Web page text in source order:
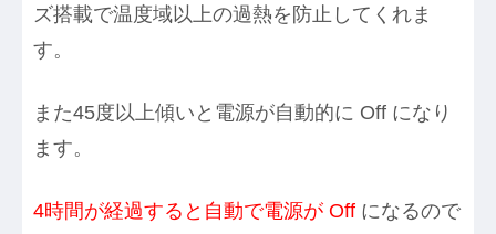
ズ搭載で温度域以上の過熱を防止してくれま
す。
また45度以上傾いと電源が自動的に Off になり
ます。
4時間が経過すると自動で電源が Off になるので